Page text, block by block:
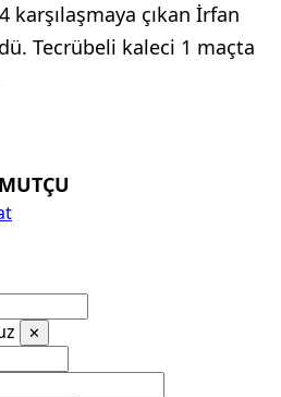
karşılaşmaya çıkan İrfan
Tecrübeli kaleci 1 maçta
✕